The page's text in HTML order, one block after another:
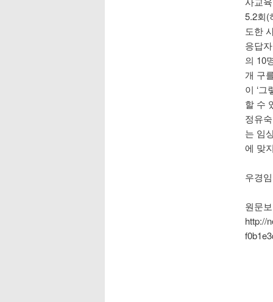
5.2회(
도한
응답
의 10
개 구
이 ‘
할 수
정유
는 임
에 맞
우경
원문
http://